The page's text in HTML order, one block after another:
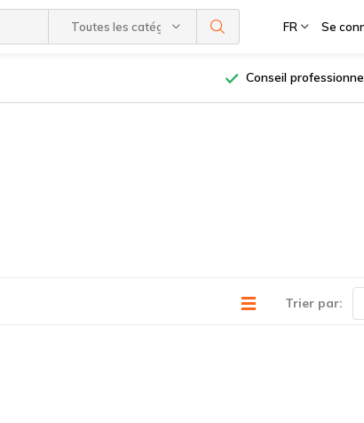
Toutes les catégories FR Se
Conseil
Trier par: